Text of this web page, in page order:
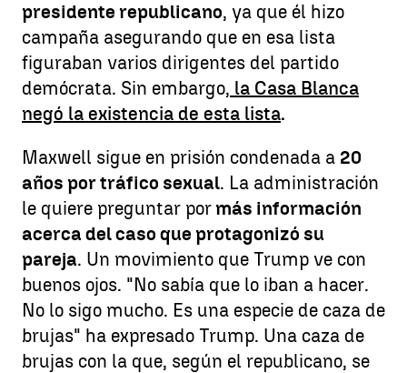
presidente republicano, ya que él hizo
campaña asegurando que en esa lista
figuraban varios dirigentes del partido
demócrata. Sin embargo, la Casa Blanca
negó la existencia de esta lista.
Maxwell sigue en prisión condenada a 20
años por tráfico sexual. La administración
le quiere preguntar pormás información
acerca del caso que protagonizó su
pareja. Un movimiento que Trump ve con
buenos ojos. "No sabía que lo iban a hacer.
No lo sigo mucho. Es una especie de caza de
brujas" ha expresado Trump. Una caza de
brujas con la que, según el republicano, se